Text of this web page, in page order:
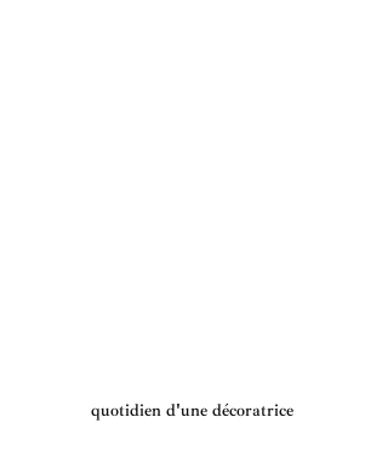
quotidien d'une décoratrice